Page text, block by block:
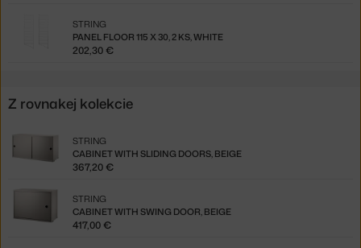
PANEL FLOOR 115 X 30, 2 KS, WHITE
STRING
202,30 €
Z rovnakej kolekcie
CABINET WITH SLIDING DOORS, BEIGE
STRING
367,20 €
CABINET WITH SWING DOOR, BEIGE
STRING
417,00 €